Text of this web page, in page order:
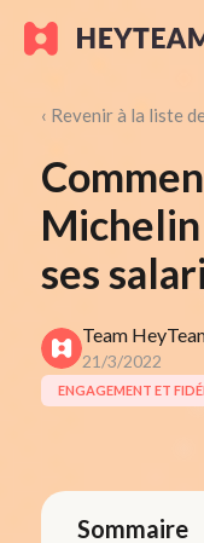
‹ Revenir à la liste
ses
Team
21/3/2022
ENGAGEMENT ET
Sommaire